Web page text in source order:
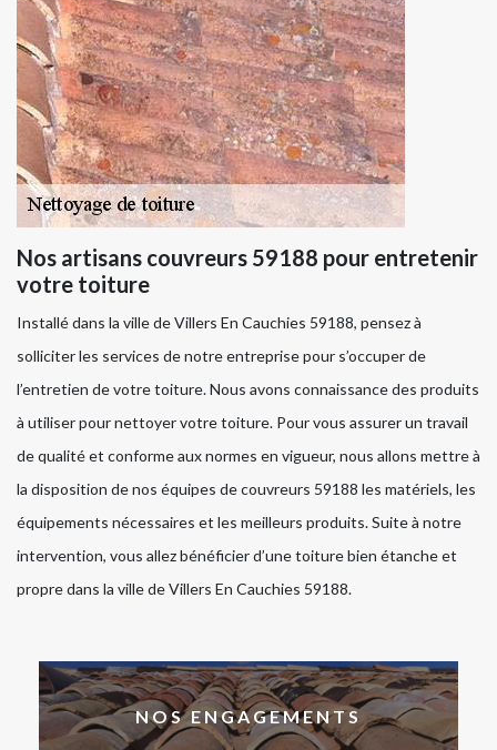
Nos artisans couvreurs 59188 pour entretenir
votre toiture
Installé dans la ville de Villers En Cauchies 59188, pensez à
solliciter les services de notre entreprise pour s’occuper de
l’entretien de votre toiture. Nous avons connaissance des produits
à utiliser pour nettoyer votre toiture. Pour vous assurer un travail
de qualité et conforme aux normes en vigueur, nous allons mettre à
la disposition de nos équipes de couvreurs 59188 les matériels, les
équipements nécessaires et les meilleurs produits. Suite à notre
intervention, vous allez bénéficier d’une toiture bien étanche et
propre dans la ville de Villers En Cauchies 59188.
NOS ENGAGEMENTS